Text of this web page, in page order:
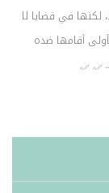
لكنها في قضايا لا
أقامها ضده